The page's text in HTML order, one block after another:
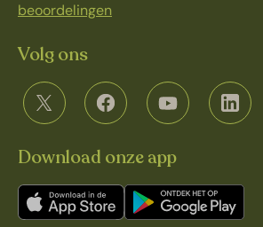
beoordelingen
Volg ons
Download onze app